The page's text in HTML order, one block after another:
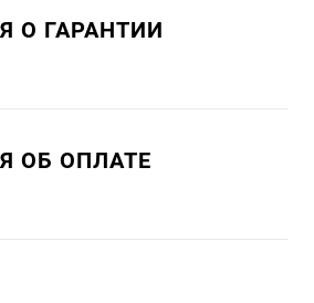
О ГАРАНТИИ
ОБ ОПЛАТЕ